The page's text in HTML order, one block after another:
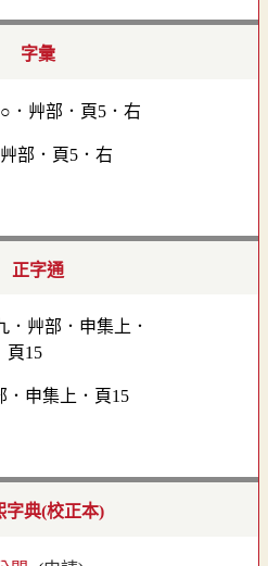
字彙
部．頁5．右
正字通
．申集上．頁15
字典(校正本)